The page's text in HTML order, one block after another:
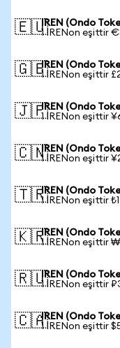
🇪🇺IREN (Ondo
1 IRENon eşittir
🇬🇧IREN (Ondo
1 IRENon eşittir
🇯🇵IREN (Ondo
1 IRENon eşittir
🇨🇳IREN (Ondo
1 IRENon eşittir
🇹🇷IREN (Ondo
1 IRENon eşittir
🇰🇷IREN (Ondo
1 IRENon eşittir
🇷🇺IREN (Ondo
1 IRENon eşittir
🇨🇦IREN (Ondo
1 IRENon eşittir